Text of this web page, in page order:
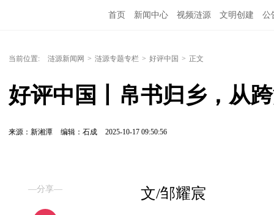
首页 新闻中心 视频涟源 文明创建 公
当前位置: 涟源新闻网 > 涟源专题专栏 > 好评中国 > 正文
好评中国丨帛书归乡，从
来源：新湘潭 编辑：石成 2025-10-17 09:50:56
—分享— 文/邹耀宸